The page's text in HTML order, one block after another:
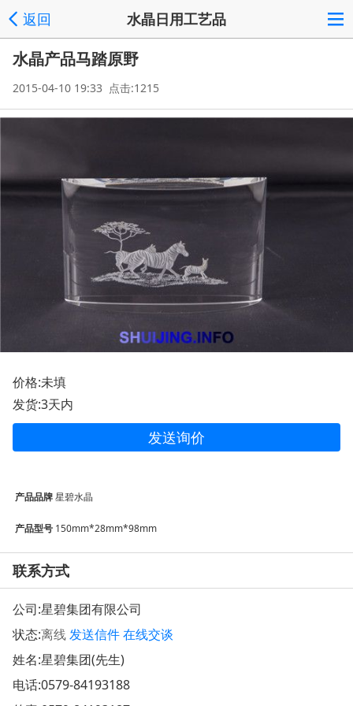
返回 水晶日用工艺品
水晶产品马踏原野
2015-04-10 19:33 点击:1215
价格:未填
发货:3天内
发送询价
产品品牌星碧水晶
产品型号 150mm*28mm*98mm
联系方式
公司:星碧集团有限公司
状态:离线发送信件在线交谈
姓名:星碧集团(先生)
电话:0579-84193188